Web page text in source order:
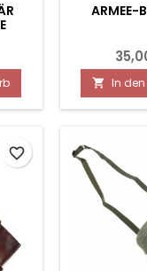
ARMEE-
 In
favorite_border